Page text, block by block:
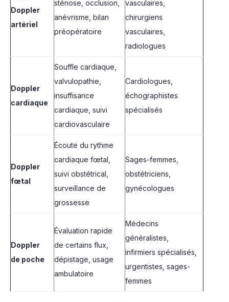
Doppler
artériel
sténose, occlusion,
anévrisme, bilan
préopératoire
vasculaires,
chirurgiens
vasculaires,
radiologues
Doppler
cardiaque
Souffle cardiaque,
valvulopathie,
insuffisance
cardiaque, suivi
cardiovasculaire
Cardiologues,
échographistes
spécialisés
Doppler
fœtal
Écoute du rythme
cardiaque fœtal,
suivi obstétrical,
surveillance de
grossesse
Sages-femmes,
obstétriciens,
gynécologues
Doppler
de poche
Évaluation rapide
de certains flux,
dépistage, usage
ambulatoire
Médecins
généralistes,
infirmiers spécialisés,
urgentistes, sages-
femmes